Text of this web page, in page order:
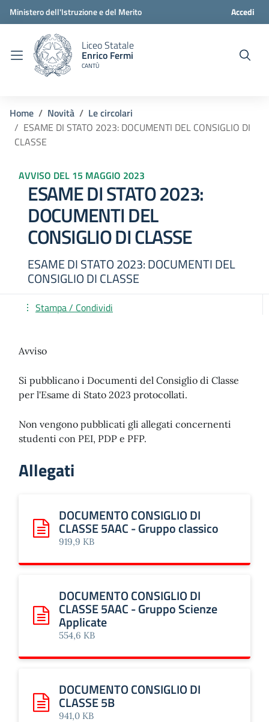
Ministero dell'Istruzione e del Merito Accedi
Liceo Statale
Enrico Fermi
CANTÙ
Home Novità
Le circolari
ESAME DI STATO 2023: DOCUMENTI DEL CONSIGLIO DI
CLASSE
AVVISO DEL 15 MAGGIO 2023
ESAME DI STATO 2023:
DOCUMENTI DEL
CONSIGLIO DI CLASSE
ESAME DI STATO 2023: DOCUMENTI DEL
CONSIGLIO DI CLASSE
Stampa / Condividi
Avviso
Si pubblicano i Documenti del Consiglio di Classe
per l'Esame di Stato 2023 protocollati.
Non vengono pubblicati gli allegati concernenti
studenti con PEI, PDP e PFP.
Allegati
Scarica: DOCUMENTO CONSIGLIO DI CLASSE 5AAC -
DOCUMENTO CONSIGLIO DI
CLASSE 5AAC - Gruppo classico
919,9 KB
Scarica: DOCUMENTO CONSIGLIO DI CLASSE 5AAC -
DOCUMENTO CONSIGLIO DI
CLASSE 5AAC - Gruppo Scienze
Applicate
554,6 KB
Scarica: DOCUMENTO CONSIGLIO DI CLASSE 5B
DOCUMENTO CONSIGLIO DI
CLASSE 5B
941,0 KB